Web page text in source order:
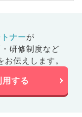
ナーが
研修制度など
伝えします。
する